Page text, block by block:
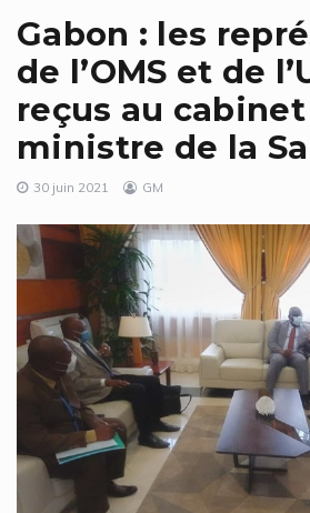
Gabon : les
de l’OMS et de
reçus au
ministre de la
30 juin 2021 GM